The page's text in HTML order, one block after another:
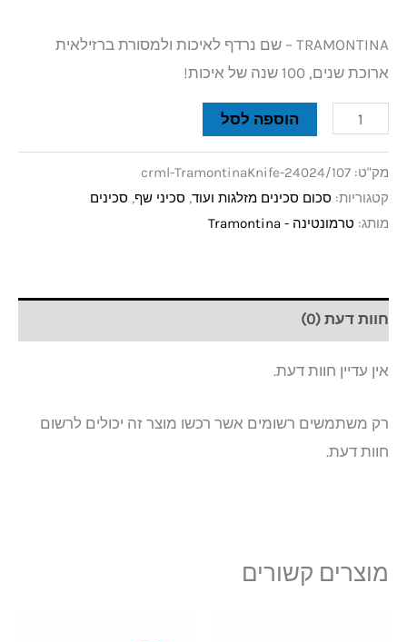
TRAMONTINA – שם נרדף לאיכות ולמסורת ברזילאית
ארוכת שנים, 100 שנה של איכות!
הוספה לסל
מק"ט: crml-TramontinaKnife-24024/107
קטגוריות: סכום סכינים מזלגות ועוד, סכיני שף, סכינים
מותג: טרמונטינה - Tramontina
חוות דעת (0)
אין עדיין חוות דעת.
רק משתמשים רשומים אשר רכשו מוצר זה יכולים לרשום
חוות דעת.
מוצרים קשורים